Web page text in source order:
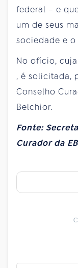
federal – e
um de seus
sociedade e o
No ofício,
, é solicitada,
Conselho
Belchior.
Fonte:
Curador da